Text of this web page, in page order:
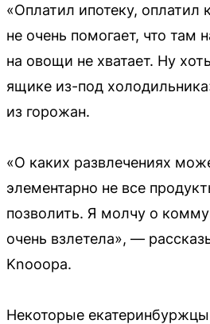
«Оплатил ипотеку, оплатил
не очень помогает, что там
на овощи не хватает. Ну
ящике из-под
из горожан.
«О каких развлечениях
элементарно не все
позволить. Я молчу о
очень взлетела», —
Knooopa.
Некоторые